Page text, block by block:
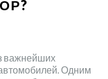
важнейших
Одним